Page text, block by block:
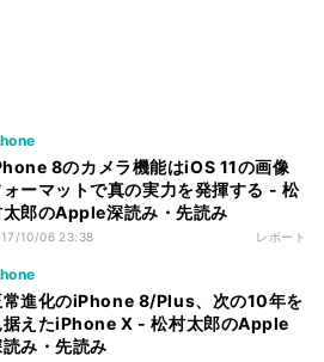
8のカメラ機能はiOS 11の画像
ォーマットで真の実力を発揮する - 松
太郎のApple深読み・先読み
10/06 23:38 レポート
常進化のiPhone 8/Plus、次の10年を
据えたiPhone X - 松村太郎のApple
み・先読み